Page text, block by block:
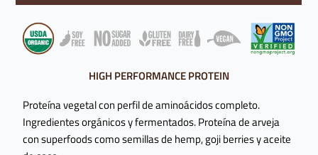
HIGH PERFORMANCE PROTEIN
Proteína vegetal con perfil de aminoácidos completo.
Ingredientes orgánicos y fermentados. Proteína de arveja
con superfoods como semillas de hemp, goji berries y aceite